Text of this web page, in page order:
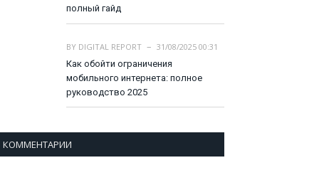
полный гайд
BY DIGITAL REPORT
31/08/2025 00:31
Как обойти ограничения
мобильного интернета: полное
руководство 2025
КОММЕНТАРИИ